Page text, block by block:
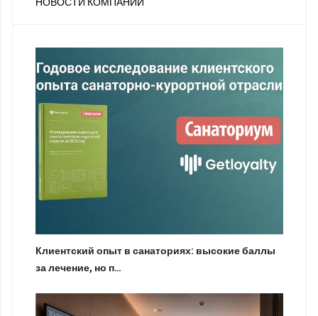
Клиентский опыт в санаториях: высокие баллы
за лечение, но п…